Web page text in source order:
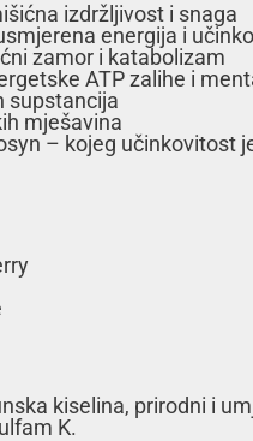
izdržljivost i snaga
energija i
zamor i katabolizam
ATP zalihe i
supstancija
mješavina
– kojeg učinkovitost
kiselina, prirodni i
K.